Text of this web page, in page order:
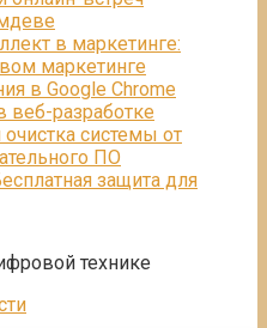
в маркетинге:
маркетинге
в Google Chrome
веб-разработке
очистка системы от
ПО
защита для
технике